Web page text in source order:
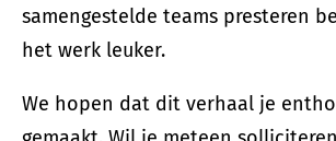
samengestelde teams presteren
het werk leuker.
We hopen dat dit verhaal je